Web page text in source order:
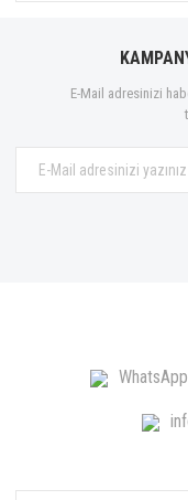
E-Mail adresinizi